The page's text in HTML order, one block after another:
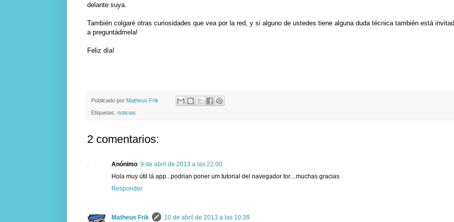
delante suya.
También colgaré otras curiosidades que vea por la red, y si alguno de ustedes tiene alguna duda técnica también está
a preguntádmela!
Feliz día!
Publicado por Matheus Frik
Etiquetas: noticias
2 comentarios:
Anónimo 9 de abril de 2013 a las 22:00
Hola muy útil lá app...podrian poner um tutorial del navegador tor....muchas gracias
Responder
Matheus Frik 10 de abril de 2013 a las 10:39